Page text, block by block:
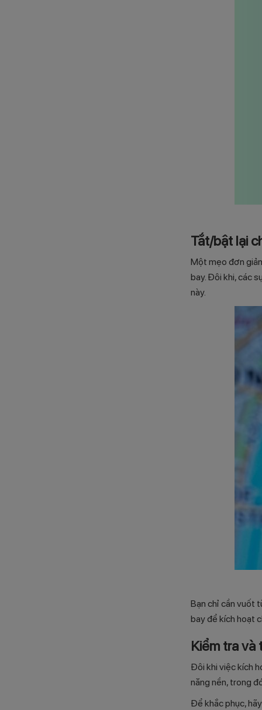
Tắt/bật lại
Một mẹo đơn
bay. Đôi khi, các
này.
Bạn chỉ cần vuốt
bay để kích hoạt
Kiểm tra và
Đôi khi việc kích
năng nền, trong
Để khắc phục,